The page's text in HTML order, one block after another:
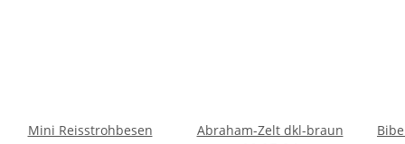
Mini Reisstrohbesen
Abraham-Zelt dkl-braun